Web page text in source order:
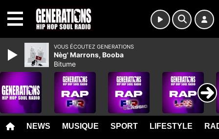
NEWS MUSIQUE SPORT LIFESTYLE
VOUS ÉCOUTEZ GENERATIONS
Nèg' Marrons, Booba
Bitume